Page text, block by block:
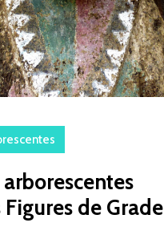
arborescentes
de Grade